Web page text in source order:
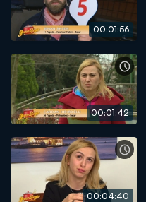
00:01:56
00:01:42
00:04:40